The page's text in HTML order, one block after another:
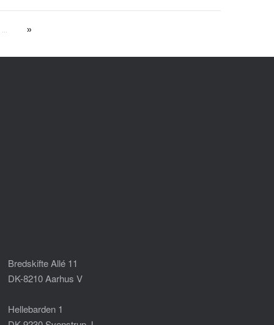
Bredskifte Allé 11
DK-8210 Aarhus V
Hellebarden 1